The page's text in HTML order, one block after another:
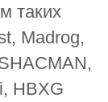
таких
Madrog,
HBXG